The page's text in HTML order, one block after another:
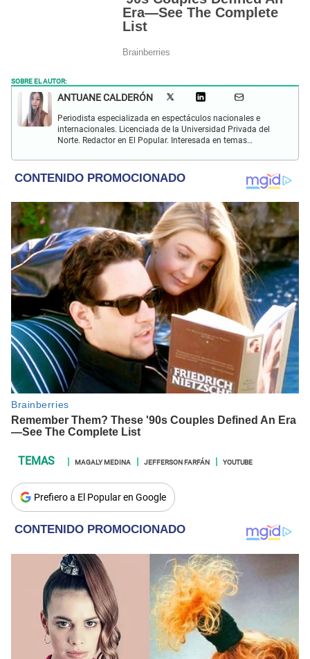
SOBRE EL AUTOR:
ANTUANE CALDERÓN
Periodista especializada en espectáculos nacionales e
internacionales. Licenciada de la Universidad Privada del
Norte. Redactor en El Popular. Interesada en temas
y televisión.
MAGALY MEDINA JEFFERSON FARFÁN YOUTUBE
Prefiero a El Popular en Google